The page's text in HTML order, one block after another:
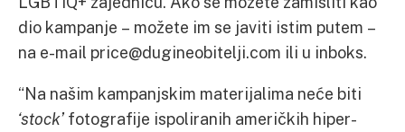
dio kampanje – možete im se javiti istim putem –
na e-mail price@dugineobitelji.com ili u inboks.
“Na našim kampanjskim materijalima neće biti
‘stock’ fotografije ispoliranih američkih hiper-